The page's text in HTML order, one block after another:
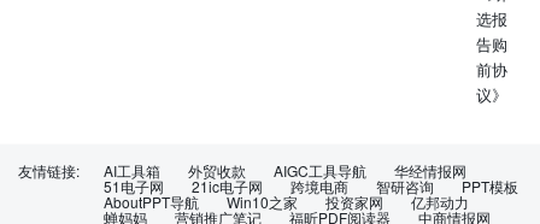
选报
告购
前协
议》
友情链接: AI工具箱 外贸收款 AIGC工具导航 华经情报网
51电子网 21ic电子网 跨境电商 智研咨询 PPT模板
AboutPPT导航 Win10之家 投资家网 亿邦动力
蝉妈妈 营销推广笔记 福昕PDF阅读器 中商情报网